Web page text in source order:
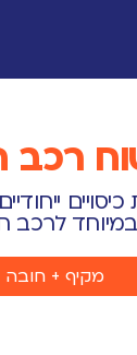
רכב
במיוחד לרכב
מקיף + חובה